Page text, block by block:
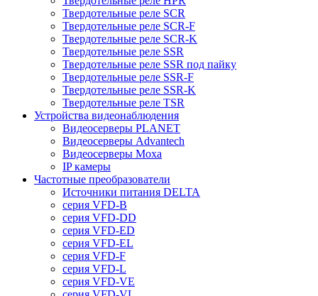
Твердотельные реле SCR
Твердотельные реле SCR-F
Твердотельные реле SCR-K
Твердотельные реле SSR
Твердотельные реле SSR под пайку
Твердотельные реле SSR-F
Твердотельные реле SSR-K
Твердотельные реле TSR
Устройства видеонаблюдения
Видеосерверы PLANET
Видеосерверы Advantech
Видеосерверы Moxa
IP камеры
Частотные преобразователи
Источники питания DELTA
серия VFD-B
серия VFD-DD
серия VFD-ED
серия VFD-EL
серия VFD-F
серия VFD-L
серия VFD-VE